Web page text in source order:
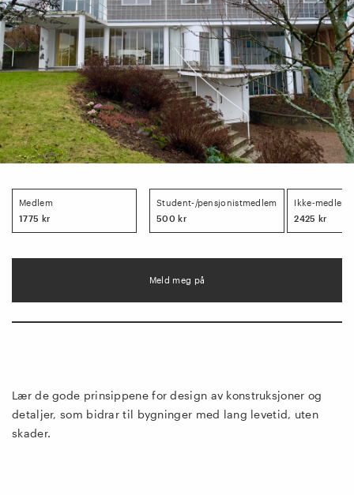
Medlem
1775 kr
Student-/pensjonistmedlem
500 kr
Ikke-medlem
2425 kr
Meld meg på
Lær de gode prinsippene for design av konstruksjoner og
detaljer, som bidrar til bygninger med lang levetid, uten
skader.